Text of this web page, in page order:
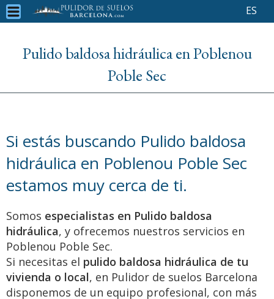
ES
Pulido baldosa hidráulica en Poblenou
Poble Sec
Si estás buscando Pulido baldosa
hidráulica en Poblenou Poble Sec
estamos muy cerca de ti.
Somos especialistas en Pulido baldosa
hidráulica, y ofrecemos nuestros servicios en
Poblenou Poble Sec.
Si necesitas el pulido baldosa hidráulica de tu
vivienda o local, en Pulidor de suelos Barcelona
disponemos de un equipo profesional, con más